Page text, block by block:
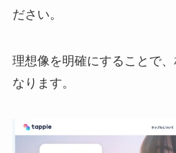
ださい。
理想像を明確にすることで
なります。